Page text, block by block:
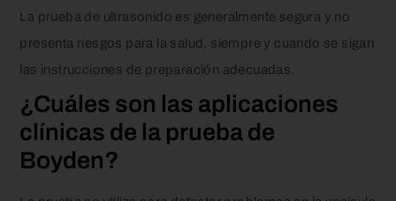
La prueba de ultrasonido es generalmente segura y no
presenta riesgos para la salud, siempre y cuando se sigan
las instrucciones de preparación adecuadas.
¿Cuáles son las aplicaciones
clínicas de la prueba de
Boyden?